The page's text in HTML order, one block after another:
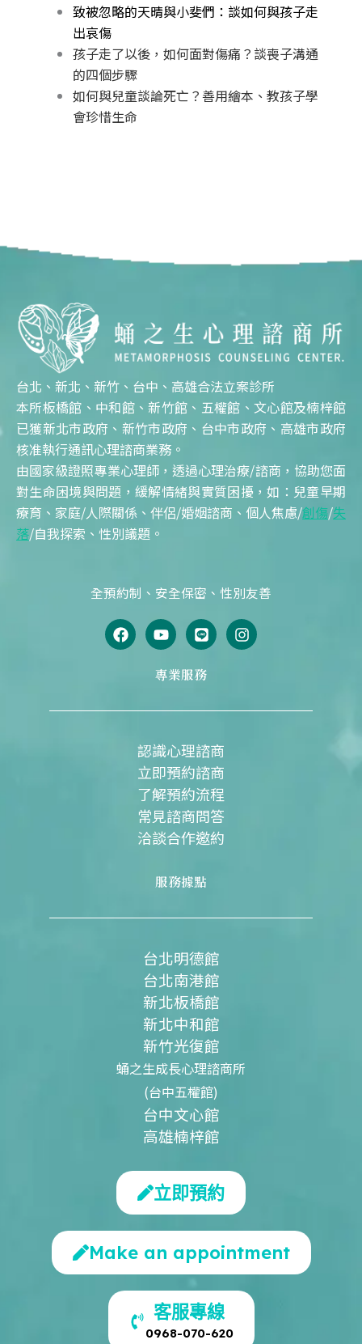
致被忽略的天晴與小斐們：談如何與孩子走
出哀傷
孩子走了以後，如何面對傷痛？談喪子溝通
的四個步驟
如何與兒童談論死亡？善用繪本、教孩子學
會珍惜生命
台北、新北、新竹、台中、高雄合法立案診所
本所板橋館、中和館、新竹館、五權館、文心館及楠梓館
已獲新北市政府、新竹市政府、台中市政府、高雄市政府
核准執行通訊心理諮商業務。
由國家級證照專業心理師，透過心理治療/諮商，協助您面
對生命困境與問題，緩解情緒與實質困擾，如：兒童早期
療育、家庭/人際關係、伴侶/婚姻諮商、個人焦慮/創傷/失
落/自我探索、性別議題。
全預約制、安全保密、性別友善
F
a
c
o
Y
o
u
t
u
e
L
i
n
e
I
n
s
r
專業服務
認識心理諮商
立即預約諮商
了解預約流程
常見諮商問答
洽談合作邀約
服務據點
台北明德館
台北南港館
新北板橋館
新北中和館
新竹光復館
蛹之生成長心理諮商所
(台中五權館)
台中文心館
高雄楠梓館
立即預約
Make an appointment
客服專線
0968-070-620